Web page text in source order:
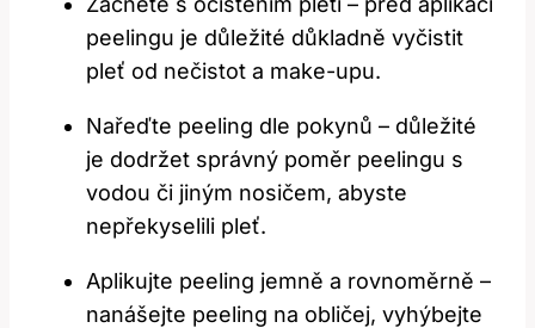
peelingu je důležité důkladně vyčistit
pleť od nečistot a make-upu.
Nařeďte peeling dle pokynů – důležité
je dodržet správný poměr peelingu s
vodou či jiným nosičem, abyste
nepřekyselili pleť.
Aplikujte peeling jemně a rovnoměrně –
nanášejte peeling na obličej, vyhýbejte